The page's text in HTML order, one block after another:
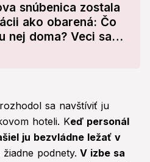
snúbenica zostala
ako obarená: Čo
nej doma? Veci sa
sa navštíviť ju
hoteli. Keď personál
ju bezvládne ležať v
podnety. V izbe sa